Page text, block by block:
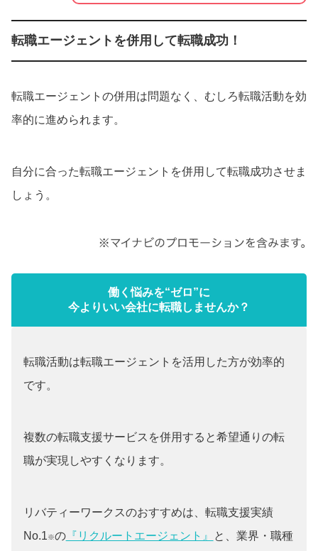
転職エージェントを併用して転職成功！
転職エージェントの併用は問題なく、むしろ転職活動を効
率的に進められます。
自分に合った転職エージェントを併用して転職成功させま
しょう。
働く悩みを“ゼロ”に
今よりいい会社に転職しませんか？
転職活動は転職エージェントを活用した方が効率的
です。
複数の転職支援サービスを併用すると希望通りの転
職が実現しやすくなります。
リバティーワークスのおすすめは、転職支援実績
No.1※の『リクルートエージェント』
と、業界・職種